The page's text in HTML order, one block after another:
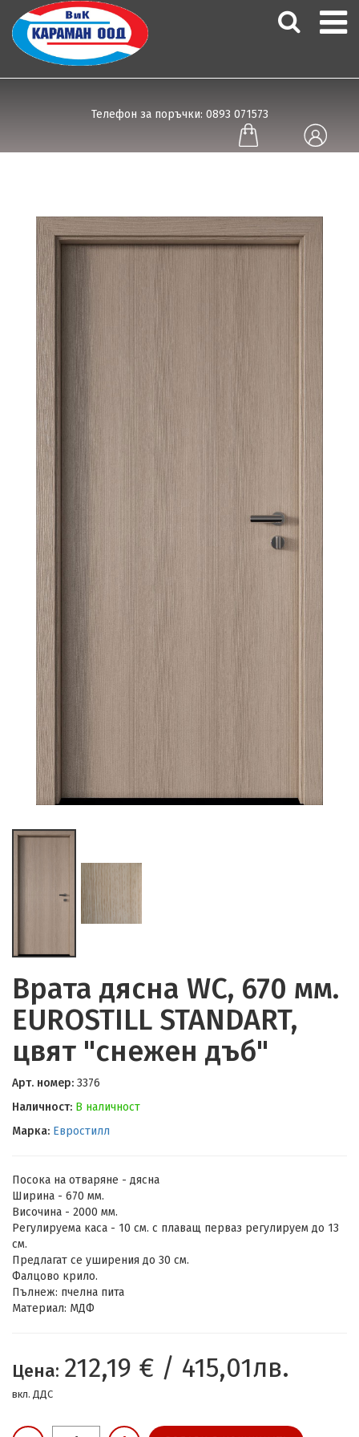
Телефон за поръчки: 0893 071573
Врата дясна WC, 670 мм.
EUROSTILL STANDART,
цвят "снежен дъб"
Арт. номер: 3376
Наличност: В наличност
Марка: Евростилл
Посока на отваряне - дясна
Ширина - 670 мм.
Височина - 2000 мм.
Регулируема каса - 10 см. с плаващ перваз регулируем до 13
см.
Предлагат се уширения до 30 см.
Фалцово крило.
Пълнеж: пчелна пита
Материал: МДФ
Цена: 212,19 € / 415,01лв.
вкл. ДДС